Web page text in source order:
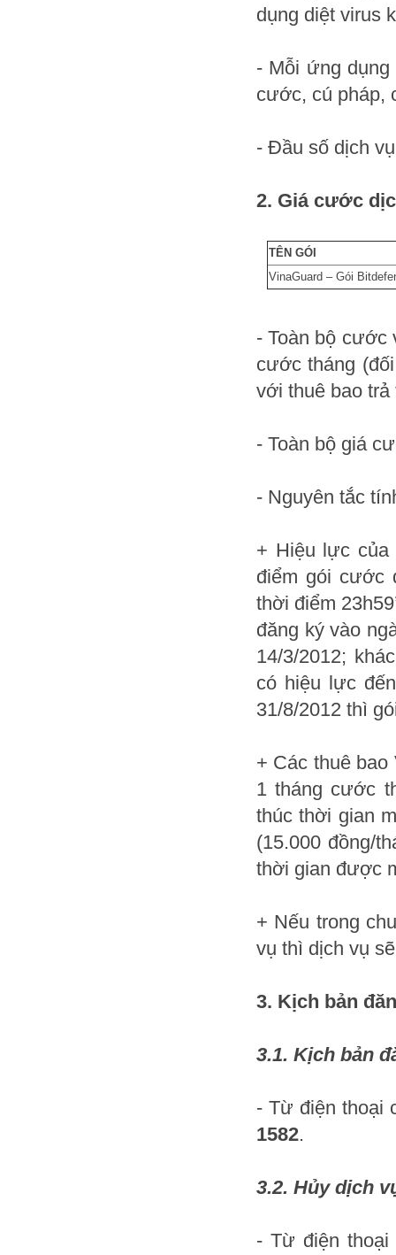
dụng diệt virus
- Mỗi ứng
cước, cú pháp,
- Đầu số dịch
2. Giá cước
TÊN GÓI
VinaGuard – Gói
- Toàn bộ cước
cước tháng
với thuê bao
- Toàn bộ giá
- Nguyên tắc
+ Hiệu lực
điểm gói cước
thời điểm
đăng ký vào
14/3/2012;
có hiệu lực
31/8/2012 thì
+ Các thuê
1 tháng cước
thúc thời gian
(15.000 đồng/
thời gian được
+ Nếu trong
vụ thì dịch vụ
3. Kịch bản
3.1. Kịch bản
- Từ điện thoại
1582.
3.2. Hủy dịch
- Từ điện thoại